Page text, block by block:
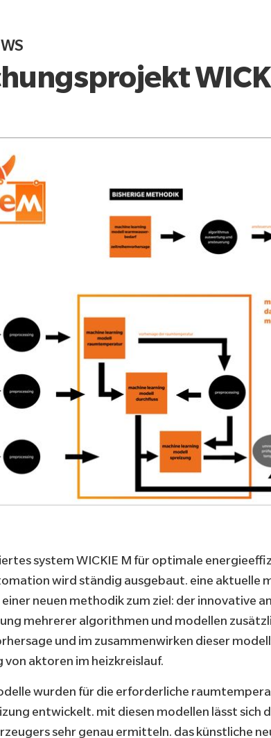
system WICKIE M für optimale
wird ständig ausgebaut. eine aktuelle
neuen methodik zum ziel: der innovative
mehrerer algorithmen und modellen
und im zusammenwirken dieser
von aktoren im heizkreislauf.
wurden für die erforderliche
entwickelt. mit diesen modellen lässt sich
sehr genau ermitteln. das künstliche